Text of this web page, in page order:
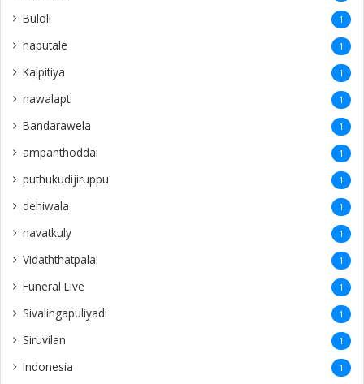
Buloli 1
haputale 1
Kalpitiya 1
nawalapti 1
Bandarawela 1
ampanthoddai 1
puthukudijiruppu 1
dehiwala 1
navatkuly 1
Vidaththatpalai 1
Funeral Live 1
Sivalingapuliyadi 1
Siruvilan 1
Indonesia 1